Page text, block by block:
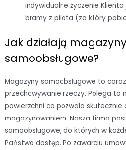
indywidualne życzenie
bramy z pilota (za który
Jak działają magazyny
samoobsługowe?
Magazyny samoobsługowe to
przechowywanie rzeczy. Polega to
powierzchni co pozwala skutecznie
magazynowaniem. Nasza firma
samoobsługowe, do których w
Państwo dostęp. Po zawarciu